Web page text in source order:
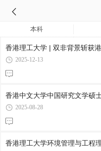
本科
香港理工大学 | 双非背景斩获
2025-12-13
香港中文大学中国研究文学硕
2025-08-28
香港理工大学环境管理与工程